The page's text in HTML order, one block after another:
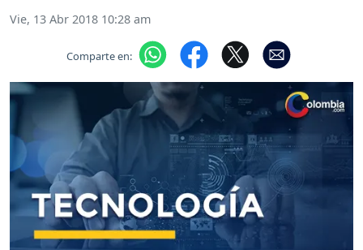
Vie, 13 Abr 2018 10:28 am
Comparte en: